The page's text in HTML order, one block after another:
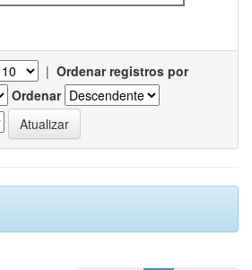
| Ordenar registros por
Ordenar